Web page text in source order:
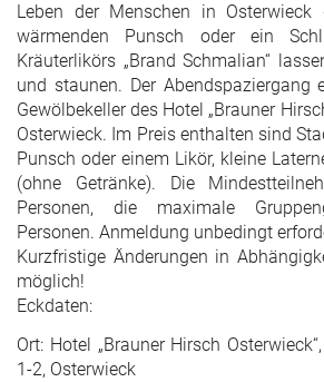
Leben der Menschen in Osterwieck
wärmenden Punsch oder ein
Kräuterlikörs „Brand Schmalian“
und staunen. Der Abendspaziergang
Gewölbekeller des Hotel „Brauner
Osterwieck. Im Preis enthalten sind
Punsch oder einem Likör, kleine
(ohne Getränke). Die
Personen, die maximale
Personen. Anmeldung unbedingt
Kurzfristige Änderungen in
möglich!
Eckdaten:
Ort: Hotel „Brauner Hirsch
1-2, Osterwieck